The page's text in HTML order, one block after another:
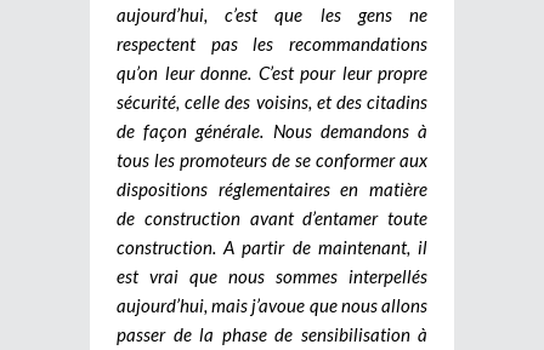
aujourd’hui, c’est que les gens ne
respectent pas les recommandations
qu’on leur donne. C’est pour leur propre
sécurité, celle des voisins, et des citadins
de façon générale. Nous demandons à
tous les promoteurs de se conformer aux
dispositions réglementaires en matière
de construction avant d’entamer toute
construction. A partir de maintenant, il
est vrai que nous sommes interpellés
aujourd’hui, mais j’avoue que nous allons
passer de la phase de sensibilisation à